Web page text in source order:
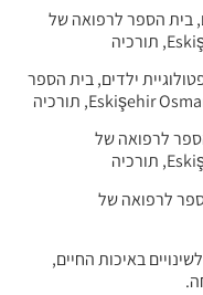
בית הספר לרפואה של
ילדים, בית הספר
הספר לרפואה של
לרפואה של
באיכות החיים,